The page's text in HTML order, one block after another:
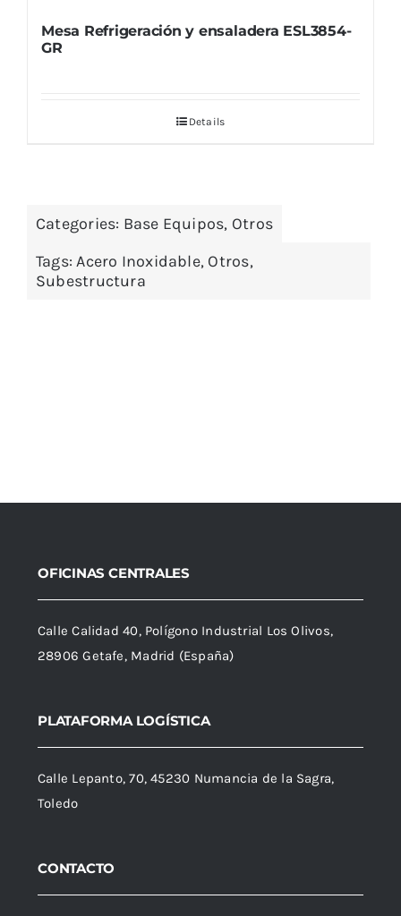
Mesa Refrigeración y ensaladera ESL3854-
GR
Details
Categories: Base Equipos, Otros
Tags:Acero Inoxidable, Otros,
Subestructura
OFICINAS CENTRALES
Calle Calidad 40, Polígono Industrial Los Olivos,
28906 Getafe, Madrid (España)
PLATAFORMA LOGÍSTICA
Calle Lepanto, 70, 45230 Numancia de la Sagra,
Toledo
CONTACTO